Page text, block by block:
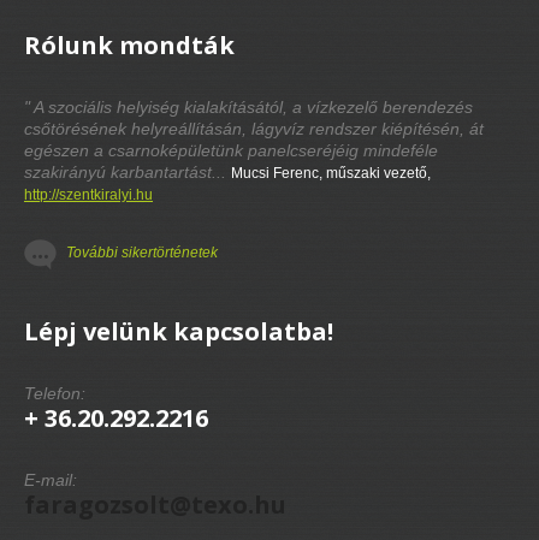
Rólunk mondták
" A szociális helyiség kialakításától, a vízkezelő berendezés
csőtörésének helyreállításán, lágyvíz rendszer kiépítésén, át
egészen a csarnoképületünk panelcseréjéig mindeféle
szakirányú karbantartást...
Mucsi Ferenc, műszaki vezető,
http://szentkiralyi.hu
További sikertörténetek
Lépj velünk kapcsolatba!
Telefon:
+ 36.20.292.2216
E-mail: